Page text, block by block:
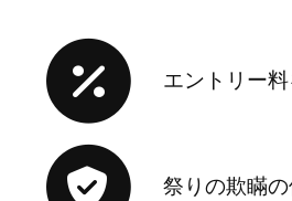
エントリー料
祭りの欺瞞の